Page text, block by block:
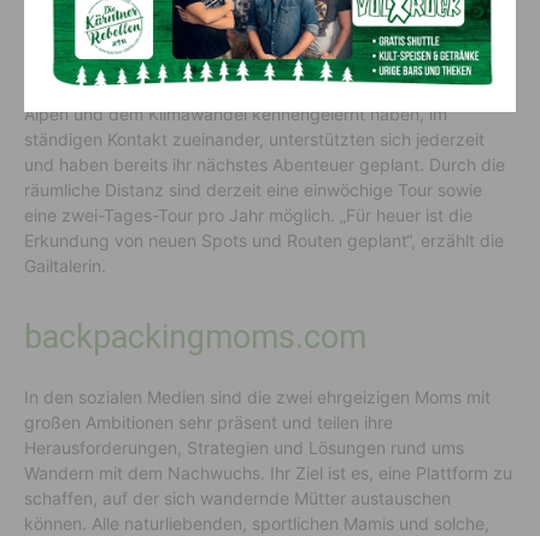
Bayern gezogen. Stéphanie wohnt mit ihrer Familie inmitten
eines „Wanderparadieses“ – und zwar in Kötschach-Mauthen.
Nichtsdestotrotz stehen die Freundinnen, die sich durch die
gemeinsame Arbeit an einem EU-Projekt zum Thema Seen der
Alpen und dem Klimawandel kennengelernt haben, im
ständigen Kontakt zueinander, unterstützten sich jederzeit
und haben bereits ihr nächstes Abenteuer geplant. Durch die
räumliche Distanz sind derzeit eine einwöchige Tour sowie
eine zwei-Tages-Tour pro Jahr möglich. „Für heuer ist die
Erkundung von neuen Spots und Routen geplant“, erzählt die
Gailtalerin.
backpackingmoms.com
In den sozialen Medien sind die zwei ehrgeizigen Moms mit
großen Ambitionen sehr präsent und teilen ihre
Herausforderungen, Strategien und Lösungen rund ums
Wandern mit dem Nachwuchs. Ihr Ziel ist es, eine Plattform zu
schaffen, auf der sich wandernde Mütter austauschen
können. Alle naturliebenden, sportlichen Mamis und solche,